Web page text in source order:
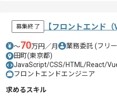
募集終了 【フロントエンド
〜70万円／月 業務委託 (フリ
田町(東京都)
JavaScript/CSS/HTML/React/
フロントエンドエンジニア
求めるスキル